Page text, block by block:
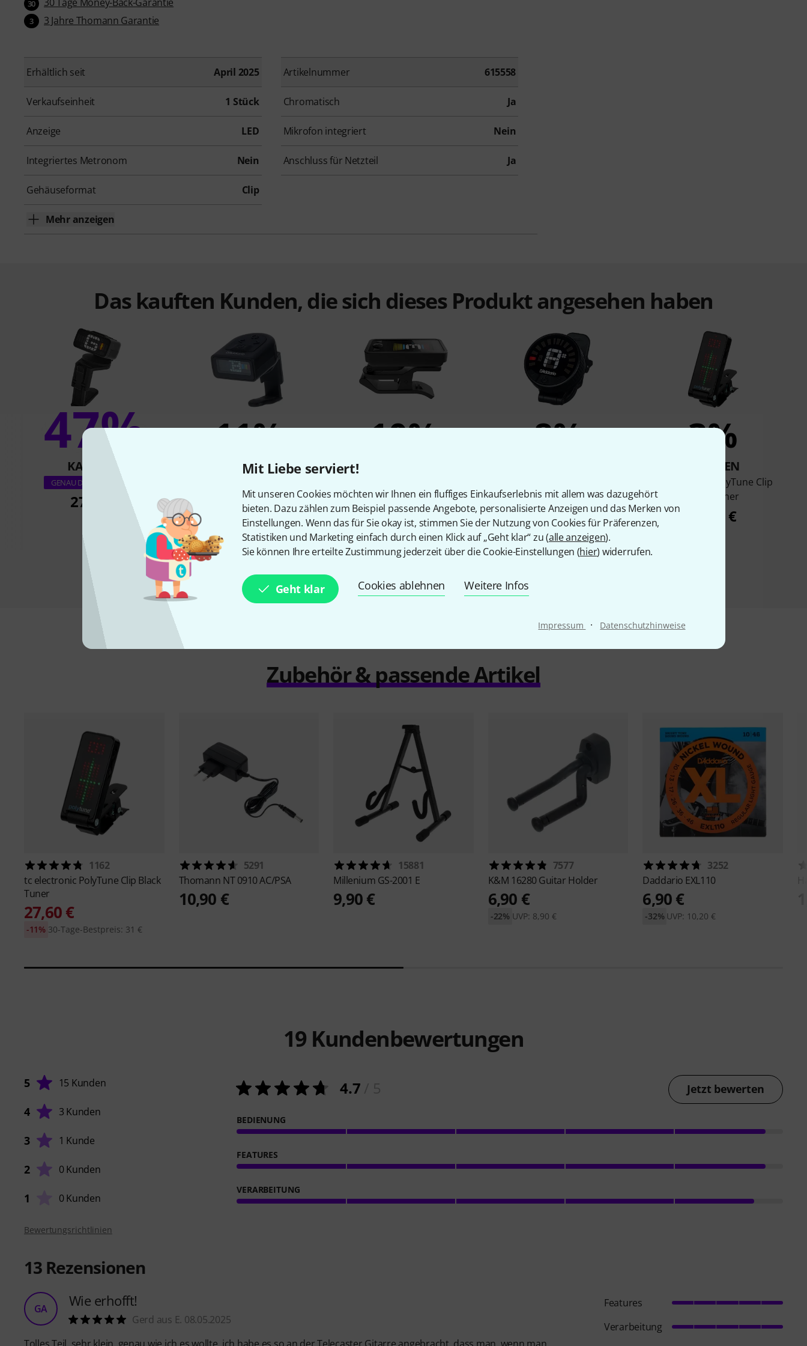
Mit Liebe serviert!
Mit unseren Cookies möchten wir Ihnen ein fluffiges Einkaufserlebnis mit allem was dazugehört
bieten. Dazu zählen zum Beispiel passende Angebote, personalisierte Anzeigen und das Merken von
Einstellungen. Wenn das für Sie okay ist, stimmen Sie der Nutzung von Cookies für Präferenzen,
Statistiken und Marketing einfach durch einen Klick auf „Geht klar“ zu (alle anzeigen).
Sie können Ihre erteilte Zustimmung jederzeit über die Cookie-Einstellungen (hier) widerrufen.
Geht klar Cookies ablehnen Weitere Infos
Impressum · Datenschutzhinweise
30
3 3 Jahre Thomann Garantie
Erhältlich seit April 2025 Artikelnummer 615558
Verkaufseinheit 1 Stück Chromatisch Ja
Anzeige LED Mikrofon integriert Nein
Integriertes Metronom Nein Anschluss für Netzteil Ja
Gehäuseformat Clip
Mehr anzeigen
Das kauften Kunden, die sich dieses Produkt angesehen haben
47%
KAUFTEN
GENAU DIESES PRODUKT
27,97 €
11%
KAUFTEN
Headstock Tuner
15,22 €
10%
Rechargable
16,06 €
8%
Rechargable USB Tuner
22 €
3%
KAUFTEN
tc electronic PolyTune Clip
Black Tuner
27,60 €
Zubehör & passende Artikel
1162
tc electronic PolyTune Clip Black
Tuner
27,60 €
30-Tage-Bestpreis: 31 €
-11%
5291
Thomann NT 0910 AC/PSA
10,90 €
15881
Millenium GS-2001 E
9,90 €
7577
K&M 16280 Guitar Holder
6,90 €
UVP: 8,90 €
-22%
3252
Daddario EXL110
6,90 €
UVP: 10,20 €
-32%
19 Kundenbewertungen
5 15 Kunden
4 3 Kunden
3 1 Kunde
2 0 Kunden
1 0 Kunden
4.7 Jetzt bewerten
BEDIENUNG
FEATURES
VERARBEITUNG
Bewertungsrichtlinien
13 Rezensionen
GA Wie erhofft!
Gerd aus E. 08.05.2025
Features
Verarbeitung